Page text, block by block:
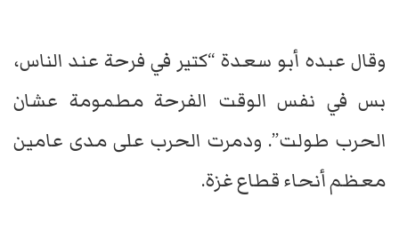
وقال عبده أبو سعدة “كتير في فرحة عند الناس،
بس في نفس الوقت الفرحة مطمومة عشان
الحرب طولت”. ودمرت الحرب على مدى عامين
معظم أنحاء قطاع غزة.